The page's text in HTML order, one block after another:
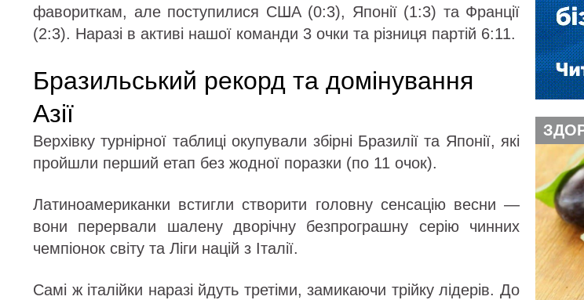
фавориткам, але поступилися США (0:3), Японії (1:3) та Франції
(2:3). Наразі в активі нашої команди 3 очки та різниця партій 6:11.
Бразильський рекорд та домінування
Азії
Верхівку турнірної таблиці окупували збірні Бразилії та Японії, які
пройшли перший етап без жодної поразки (по 11 очок).
Латиноамериканки встигли створити головну сенсацію весни —
вони перервали шалену дворічну безпрограшну серію чинних
чемпіонок світу та Ліги націй з Італії.
Самі ж італійки наразі йдуть третіми, замикаючи трійку лідерів. До